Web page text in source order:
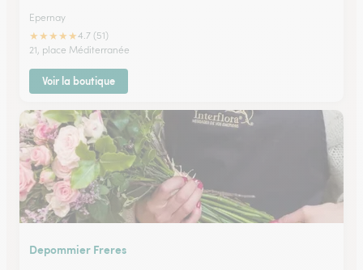
Epernay
★★★★★4.7 (51)
21, place Méditerranée
Voir la boutique
Depommier Freres